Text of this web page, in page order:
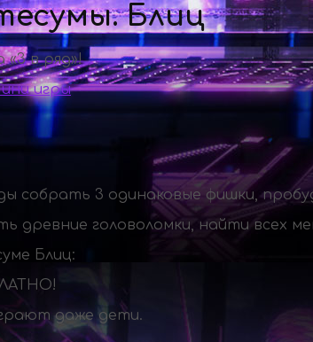
Блиц
в ряд»!
игры
собрать 3 одинаковые фишки,
древние головоломки, найти всех
Блиц:
даже дети.